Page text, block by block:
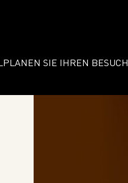
PLANEN SIE IHREN BESUCH